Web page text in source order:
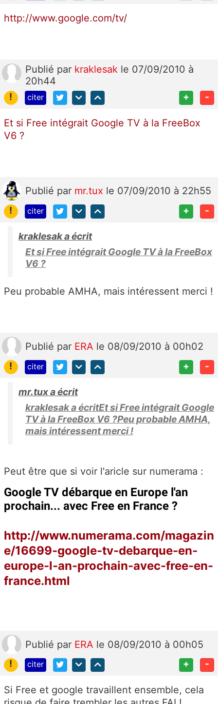
http://www.google.com/tv/
Publié par kraklesak le 07/09/2010 à
20h44
!
citer + -
Et si Free intégrait Google TV à la FreeBox
V6 ?
Publié par mr.tux le 07/09/2010 à 22h55
!
citer + -
kraklesak a écrit
Et si Free intégrait Google TV à la FreeBox
V6 ?
Peu probable AMHA, mais intéressent merci !
Publié par ERA le 08/09/2010 à 00h02
!
citer + -
mr.tux a écrit
kraklesak a écritEt si Free intégrait Google
TV à la FreeBox V6 ?Peu probable AMHA,
mais intéressent merci !
Peut être que si voir l'aricle sur numerama :
Google TV débarque en Europe l'an
prochain... avec Free en France ?
http://www.numerama.com/magazin
e/16699-google-tv-debarque-en-
europe-l-an-prochain-avec-free-en-
france.html
Publié par ERA le 08/09/2010 à 00h05
!
citer + -
Si Free et google travaillent ensemble, cela